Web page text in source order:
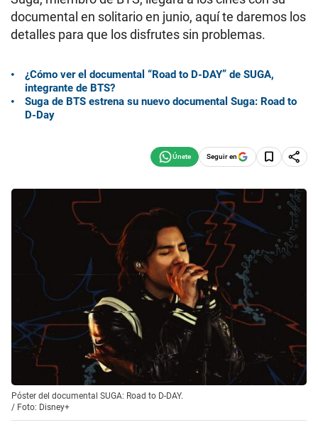
documental en solitario en junio, aquí te daremos los
detalles para que los disfrutes sin problemas.
¿Cómo ver el documental “Road to D-DAY” de SUGA,
integrante de BTS?
Suga de BTS estrena su nuevo documental Suga: Road to
D-Day
Seguir en
Póster del documental SUGA: Road to D-DAY.
/ Foto: Disney+